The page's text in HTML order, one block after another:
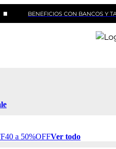
BENEFICIOS CON BANCOS Y TARJETAS
40 a 50%OFFVer todo